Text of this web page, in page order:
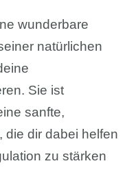
wunderbare
natürlichen
Sie ist
sanfte,
die dir dabei helfen
zu stärken